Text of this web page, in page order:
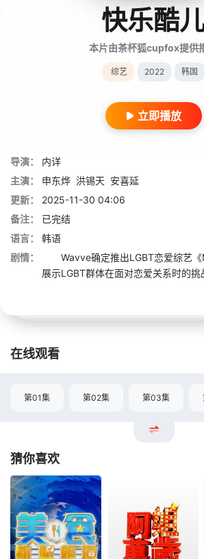
快乐酷
本片由茶杯狐cupfox提供
综艺 2022 韩国
立即播放
导演：
内详
主演：
申东烨 洪锡天 安喜延
更新：
2025-11-30 04:06
备注：
已完结
语言：
韩语
剧情：
Wavve确定推出LGBT恋爱综艺《
展示LGBT群体在面对恋爱关系时的挑
在线观看
第01集 第02集 第03集
猜你喜欢